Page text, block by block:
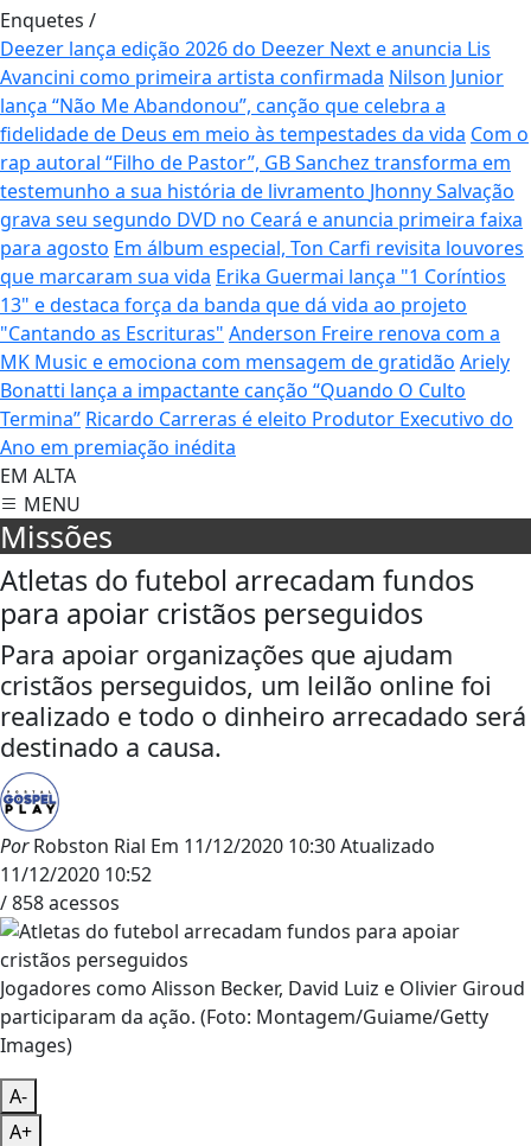
Enquetes /
Deezer lança edição 2026 do Deezer Next e anuncia Lis
Avancini como primeira artista confirmada Nilson Junior
lança “Não Me Abandonou”, canção que celebra a
fidelidade de Deus em meio às tempestades da vida Com o
rap autoral “Filho de Pastor”, GB Sanchez transforma em
testemunho a sua história de livramento Jhonny Salvação
grava seu segundo DVD no Ceará e anuncia primeira faixa
para agosto Em álbum especial, Ton Carfi revisita louvores
que marcaram sua vida Erika Guermai lança "1 Coríntios
13" e destaca força da banda que dá vida ao projeto
"Cantando as Escrituras" Anderson Freire renova com a
MK Music e emociona com mensagem de gratidão Ariely
Bonatti lança a impactante canção “Quando O Culto
Termina” Ricardo Carreras é eleito Produtor Executivo do
Ano em premiação inédita
EM ALTA
MENU
Missões
Atletas do futebol arrecadam fundos
para apoiar cristãos perseguidos
Para apoiar organizações que ajudam
cristãos perseguidos, um leilão online foi
realizado e todo o dinheiro arrecadado será
destinado a causa.
PorRobston Rial Em 11/12/2020 10:30Atualizado
11/12/2020 10:52
/ 858 acessos
Jogadores como Alisson Becker, David Luiz e Olivier Giroud
participaram da ação. (Foto: Montagem/Guiame/Getty
Images)
A-
A+